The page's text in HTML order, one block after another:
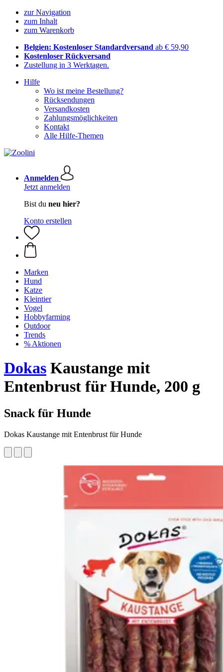
zur Navigation
zum Inhalt
zum Warenkorb
Belgien: Kostenloser Standardversand ab € 59,90
Kostenloser Rückversand
Zustellung in 3 Werktagen.
Hilfe
Wo ist meine Bestellung?
Rücksendungen
Versandkosten
Zahlungsmöglichkeiten
Kontakt
Alle Hilfe-Themen
Anmelden
Jetzt anmelden
Bist du neu hier?
Konto erstellen
Marken
Hund
Katze
Kleintier
Vogel
Hobbyfarming
Outdoor
Trends
% Aktionen
Dokas Kaustange mit
Entenbrust für Hunde, 200 g
Snack für Hunde
Dokas Kaustange mit Entenbrust für Hunde